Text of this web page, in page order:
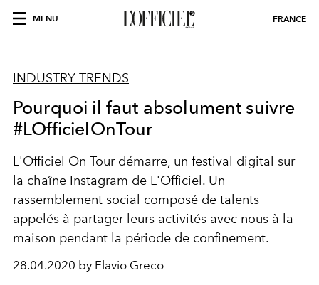
MENU FRANCE
INDUSTRY TRENDS
Pourquoi il faut absolument suivre
#LOfficielOnTour
L'Officiel On Tour démarre, un festival digital sur
la chaîne Instagram de L'Officiel. Un
rassemblement social composé de talents
appelés à partager leurs activités avec nous à la
maison pendant la période de confinement.
28.04.2020 by Flavio Greco